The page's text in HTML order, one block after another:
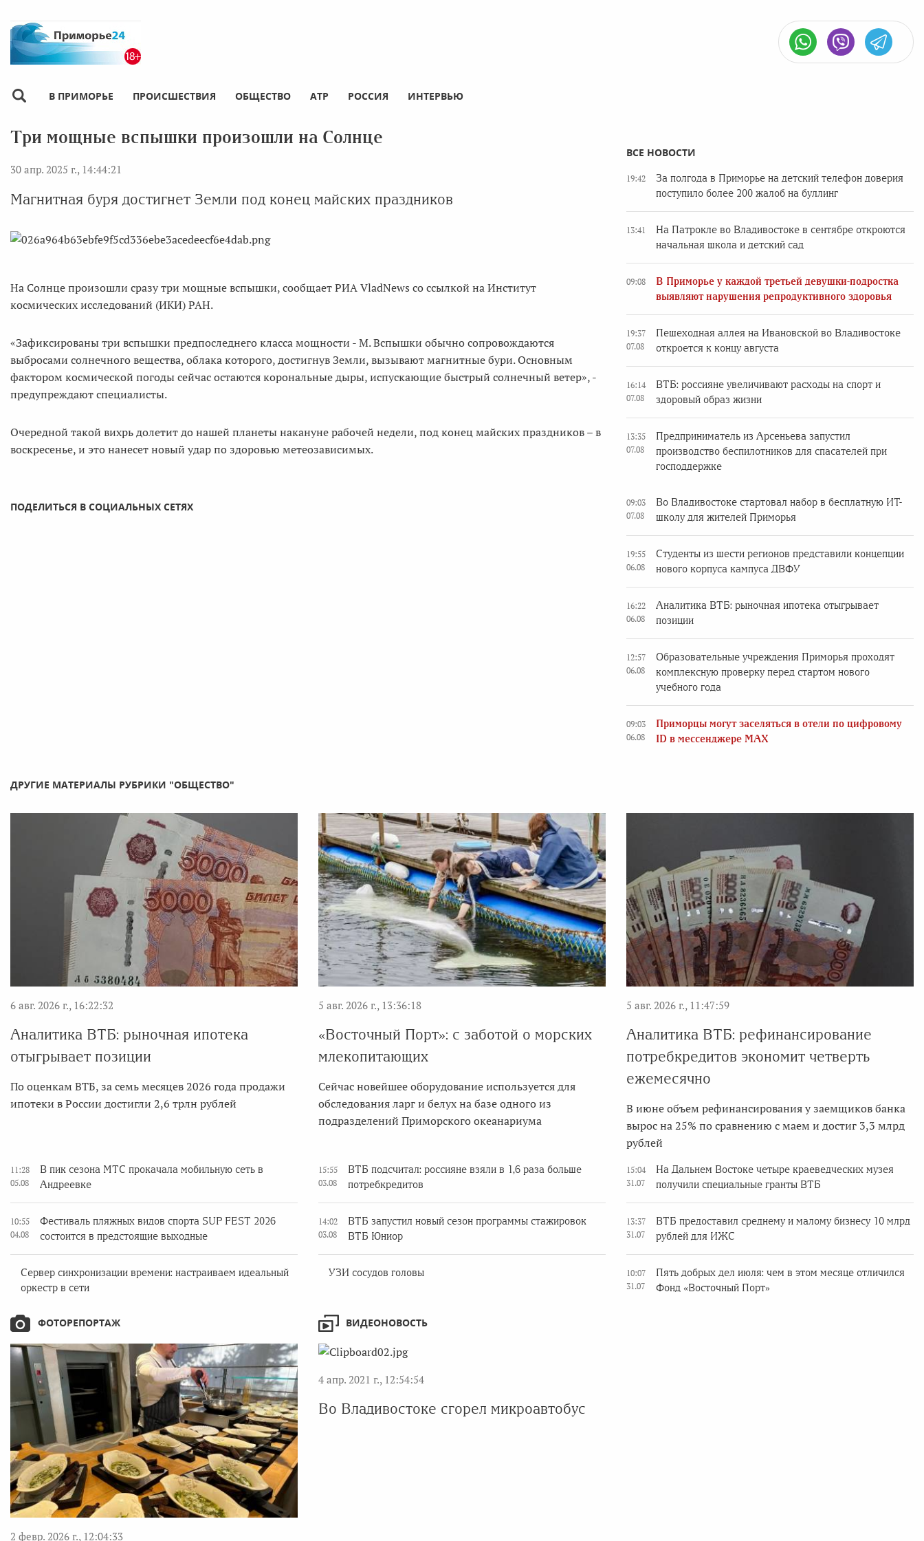
В ПРИМОРЬЕ ПРОИСШЕСТВИЯ ОБЩЕСТВО АТР РОССИЯ ИНТЕРВЬЮ
Три мощные вспышки произошли на Солнце
30 апр. 2025 г., 14:44:21
Магнитная буря достигнет Земли под конец майских праздников
На Солнце произошли сразу три мощные вспышки, сообщает РИА VladNews со ссылкой на Институт
космических исследований (ИКИ) РАН.
«Зафиксированы три вспышки предпоследнего класса мощности - М. Вспышки обычно сопровождаются
выбросами солнечного вещества, облака которого, достигнув Земли, вызывают магнитные бури. Основным
фактором космической погоды сейчас остаются корональные дыры, испускающие быстрый солнечный ветер», -
предупреждают специалисты.
Очередной такой вихрь долетит до нашей планеты накануне рабочей недели, под конец майских праздников – в
воскресенье, и это нанесет новый удар по здоровью метеозависимых.
ПОДЕЛИТЬСЯ В СОЦИАЛЬНЫХ СЕТЯХ
ВСЕ НОВОСТИ
19:42
За полгода в Приморье на детский телефон доверия
поступило более 200 жалоб на буллинг
13:41
На Патрокле во Владивостоке в сентябре откроются
начальная школа и детский сад
09:08
В Приморье у каждой третьей девушки-подростка
выявляют нарушения репродуктивного здоровья
19:37
07.08
Пешеходная аллея на Ивановской во Владивостоке
откроется к концу августа
16:14
07.08
ВТБ: россияне увеличивают расходы на спорт и
здоровый образ жизни
13:35
07.08
Предприниматель из Арсеньева запустил
производство беспилотников для спасателей при
господдержке
09:03
07.08
Во Владивостоке стартовал набор в бесплатную ИТ-
школу для жителей Приморья
19:55
06.08
Студенты из шести регионов представили концепции
нового корпуса кампуса ДВФУ
16:22
06.08
Аналитика ВТБ: рыночная ипотека отыгрывает
позиции
12:57
06.08
Образовательные учреждения Приморья проходят
комплексную проверку перед стартом нового
учебного года
09:03
06.08
Приморцы могут заселяться в отели по цифровому
ID в мессенджере MAX
ДРУГИЕ МАТЕРИАЛЫ РУБРИКИ "ОБЩЕСТВО"
6 авг. 2026 г., 16:22:32
Аналитика ВТБ: рыночная ипотека
отыгрывает позиции
По оценкам ВТБ, за семь месяцев 2026 года продажи
ипотеки в России достигли 2,6 трлн рублей
5 авг. 2026 г., 13:36:18
«Восточный Порт»: с заботой о морских
млекопитающих
Сейчас новейшее оборудование используется для
обследования ларг и белух на базе одного из
подразделений Приморского океанариума
5 авг. 2026 г., 11:47:59
Аналитика ВТБ: рефинансирование
потребкредитов экономит четверть
ежемесячно
В июне объем рефинансирования у заемщиков банка
вырос на 25% по сравнению с маем и достиг 3,3 млрд
рублей
11:28
05.08
В пик сезона МТС прокачала мобильную сеть в
Андреевке
10:55
04.08
Фестиваль пляжных видов спорта SUP FEST 2026
состоится в предстоящие выходные
Сервер синхронизации времени: настраиваем идеальный
оркестр в сети
15:55
03.08
ВТБ подсчитал: россияне взяли в 1,6 раза больше
потребкредитов
14:02
03.08
ВТБ запустил новый сезон программы стажировок
ВТБ Юниор
УЗИ сосудов головы
15:04
31.07
На Дальнем Востоке четыре краеведческих музея
получили специальные гранты ВТБ
13:37
31.07
ВТБ предоставил среднему и малому бизнесу 10 млрд
рублей для ИЖС
10:07
31.07
Пять добрых дел июля: чем в этом месяце отличился
Фонд «Восточный Порт»
ФОТОРЕПОРТАЖ
2 февр. 2026 г., 12:04:33
ВИДЕОНОВОСТЬ
4 апр. 2021 г., 12:54:54
Во Владивостоке сгорел микроавтобус